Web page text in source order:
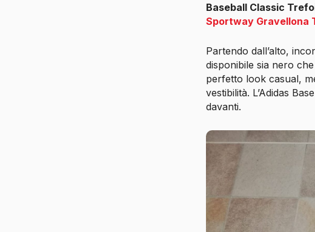
Baseball Classic
Sportway Gravellona
Partendo dall’alto,
disponibile sia nero
perfetto look casual,
vestibilità. L’Adidas
davanti.